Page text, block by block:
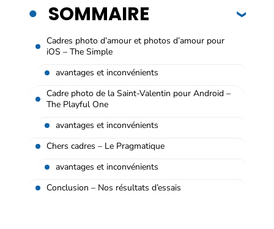
SOMMAIRE
Cadres photo d’amour et photos d’amour pour
iOS – The Simple
avantages et inconvénients
Cadre photo de la Saint-Valentin pour Android –
The Playful One
avantages et inconvénients
Chers cadres – Le Pragmatique
avantages et inconvénients
Conclusion – Nos résultats d’essais